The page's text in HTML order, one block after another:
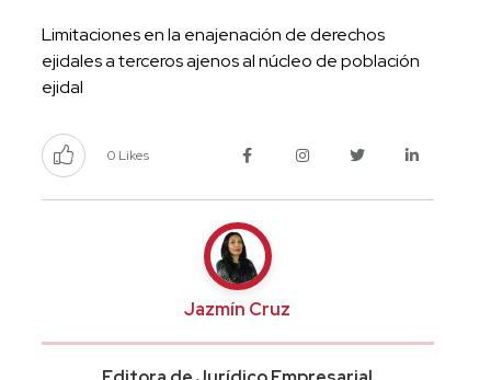
Limitaciones en la enajenación de derechos
ejidales a terceros ajenos al núcleo de población
ejidal
0 Likes
Jazmín Cruz